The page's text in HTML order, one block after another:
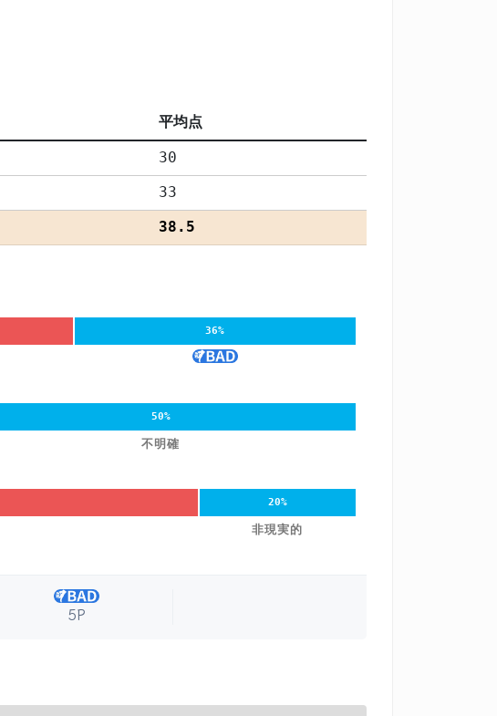
平均点
30
33
38.5
36%
50%
不明確
20%
非現実的
5P